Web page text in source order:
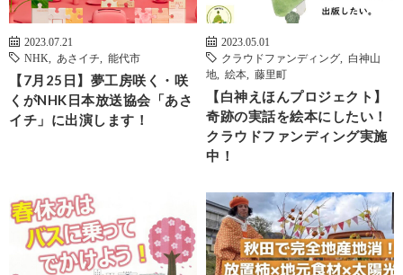
2023.07.21
NHK
あさイチ 能代市
【7月25日】夢工房咲く・咲
くがNHK日本放送協会「あさ
イチ」に出演します！
2023.05.01
クラウドファンディング
白神山
地
絵本 藤里町
【白神えほんプロジェクト】
奇跡の実話を絵本にしたい！
クラウドファンディング実施
中！